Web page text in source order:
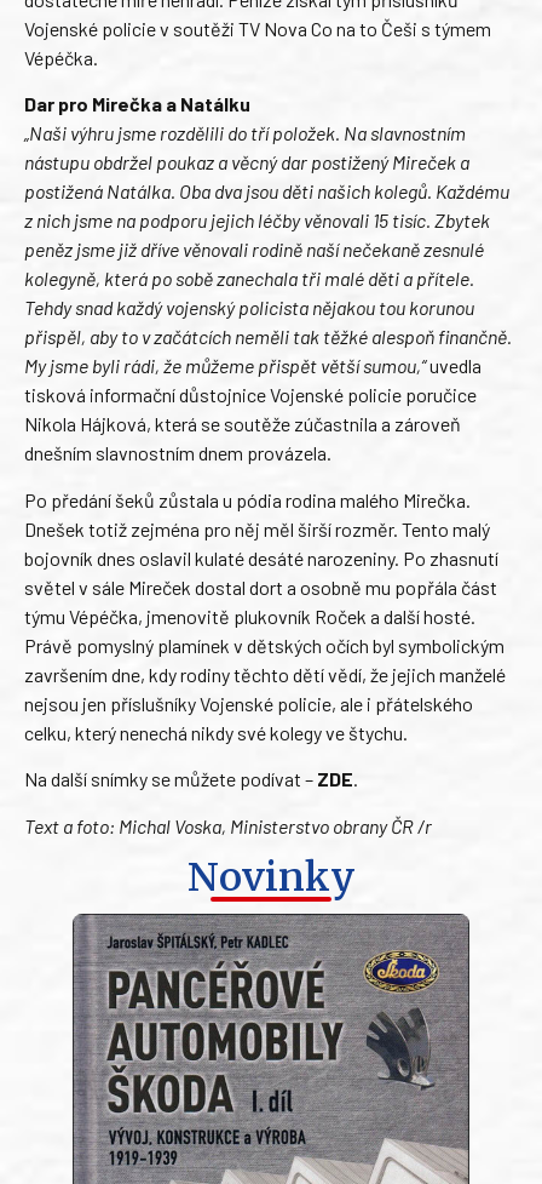
Vojenské policie v soutěži TV Nova Co na to Češi s týmem
Vépéčka.
Dar pro Mirečka a Natálku
„Naši výhru jsme rozdělili do tří položek. Na slavnostním
nástupu obdržel poukaz a věcný dar postižený Mireček a
postižená Natálka. Oba dva jsou děti našich kolegů. Každému
z nich jsme na podporu jejich léčby věnovali 15 tisíc. Zbytek
peněz jsme již dříve věnovali rodině naší nečekaně zesnulé
kolegyně, která po sobě zanechala tři malé děti a přítele.
Tehdy snad každý vojenský policista nějakou tou korunou
přispěl, aby to v začátcích neměli tak těžké alespoň finančně.
My jsme byli rádi, že můžeme přispět větší sumou,“uvedla
tisková informační důstojnice Vojenské policie poručice
Nikola Hájková, která se soutěže zúčastnila a zároveň
dnešním slavnostním dnem provázela.
Po předání šeků zůstala u pódia rodina malého Mirečka.
Dnešek totiž zejména pro něj měl širší rozměr. Tento malý
bojovník dnes oslavil kulaté desáté narozeniny. Po zhasnutí
světel v sále Mireček dostal dort a osobně mu popřála část
týmu Vépéčka, jmenovitě plukovník Roček a další hosté.
Právě pomyslný plamínek v dětských očích byl symbolickým
završením dne, kdy rodiny těchto dětí vědí, že jejich manželé
nejsou jen příslušníky Vojenské policie, ale i přátelského
celku, který nenechá nikdy své kolegy ve štychu.
Na další snímky se můžete podívat – ZDE.
Text a foto: Michal Voska, Ministerstvo obrany ČR /r
Novinky